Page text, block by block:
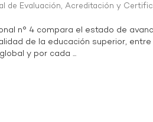
de Evaluación, Acreditación y
n° 4 compara el estado de
de la educación superior,
y por cada ...